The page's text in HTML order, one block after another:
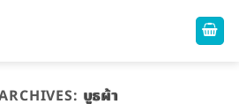
บูธผ้า